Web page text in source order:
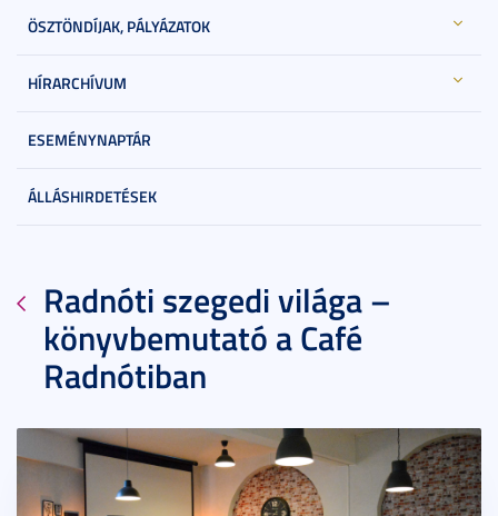
ÖSZTÖNDÍJAK, PÁLYÁZATOK
HÍRARCHÍVUM
ESEMÉNYNAPTÁR
ÁLLÁSHIRDETÉSEK
Radnóti szegedi világa –
könyvbemutató a Café
Radnótiban